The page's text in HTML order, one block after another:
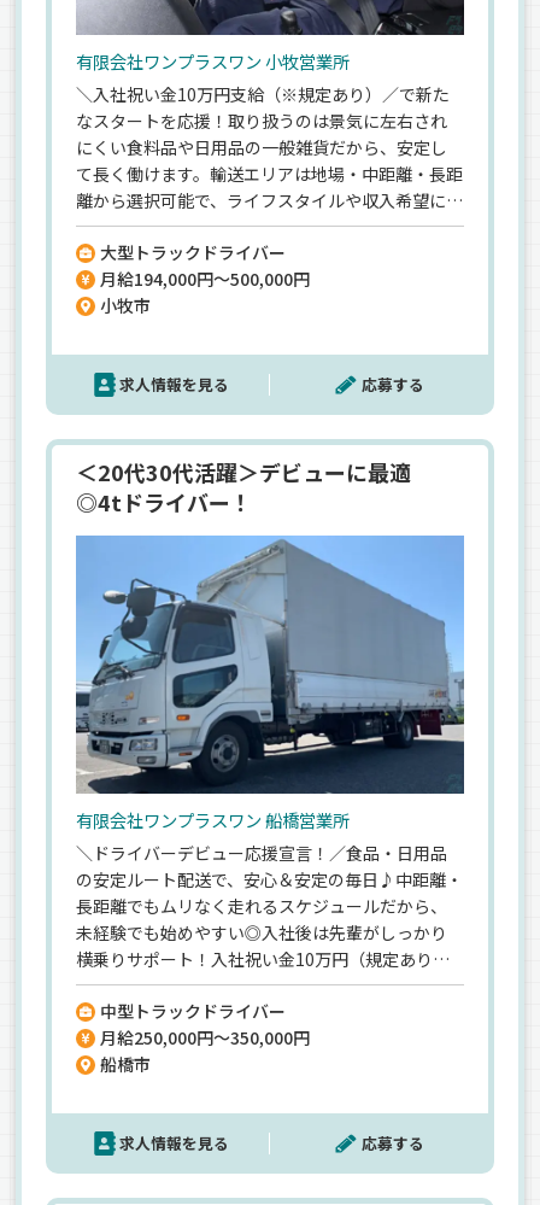
有限会社ワンプラスワン 小牧営業所
＼入社祝い金10万円支給（※規定あり）／で新た
なスタートを応援！取り扱うのは景気に左右され
にくい食料品や日用品の一般雑貨だから、安定し
て長く働けます。輸送エリアは地場・中距離・長距
離から選択可能で、ライフスタイルや収入希望に合
わせた働き方が実現可能。未経験・ブランクがあ
る方も、先輩ドライバーがマンツーマンで丁寧に
サポートするので安心です。安全教育や研修体制も
万全で、無理なく長く続けられる環境が整っていま
大型トラックドライバー
月給194,000円～500,000円
小牧市
求人情報を見る 応募する
＜20代30代活躍＞デビューに最適
◎4tドライバー！
有限会社ワンプラスワン 船橋営業所
＼ドライバーデビュー応援宣言！／食品・日用品
の安定ルート配送で、安心＆安定の毎日♪中距離・
長距離でもムリなく走れるスケジュールだから、
未経験でも始めやすい◎入社後は先輩がしっかり
横乗りサポート！入社祝い金10万円（規定あり）
もあり、新スタートにピッタリ★安全教育もバッチ
リで、長～く働ける環境です！
中型トラックドライバー
月給250,000円～350,000円
船橋市
求人情報を見る 応募する